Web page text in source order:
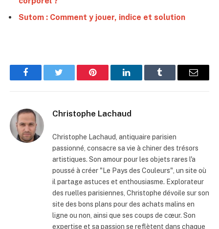
Sutom : Comment y jouer, indice et solution
FacebookTwitter Pinterest LinkedInTumblr Email
Christophe Lachaud
Christophe Lachaud, antiquaire parisien
passionné, consacre sa vie à chiner des trésors
artistiques. Son amour pour les objets rares l'a
poussé à créer "Le Pays des Couleurs", un site où
il partage astuces et enthousiasme. Explorateur
des ruelles parisiennes, Christophe dévoile sur son
site des bons plans pour des achats malins en
ligne ou non, ainsi que ses coups de cœur. Son
expertise et sa passion se reflètent dans chaque